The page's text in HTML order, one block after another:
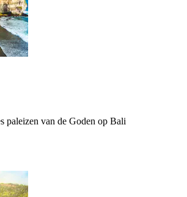
paleizen van de Goden op Bali